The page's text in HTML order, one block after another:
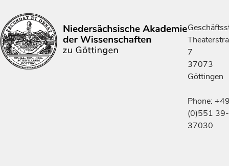
7
37073
Göttingen
Phone:
(0)551 39-
37030